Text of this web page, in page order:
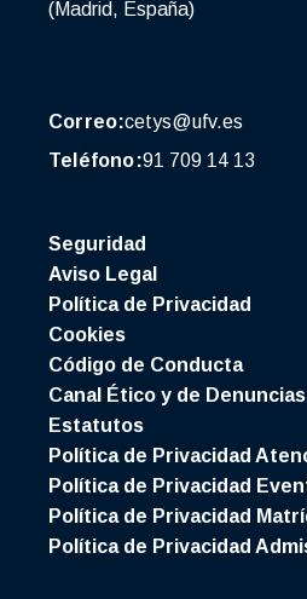
(Madrid, España)
Correo:cetys@ufv.es
Teléfono:91 709 14 13
Seguridad
Aviso Legal
Política de Privacidad
Cookies
Código de Conducta
Canal Ético y de Denuncias
Estatutos
Política de Privacidad
Política de Privacidad
Política de Privacidad
Política de Privacidad